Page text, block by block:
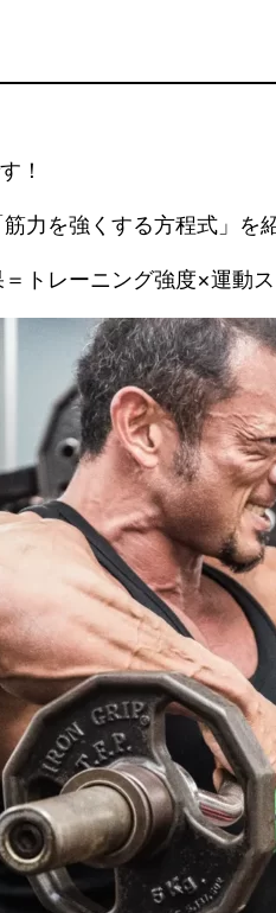
！
力を強くする方程式」を
＝トレーニング強度×運動